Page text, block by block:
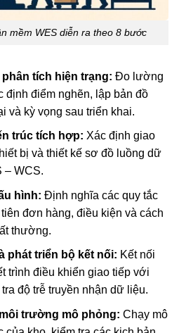
mềm WES diễn ra theo 8 bước
tích hiện trạng: Đo lường
định điểm nghẽn, lập bản đồ
và kỳ vọng sau triển khai.
trúc tích hợp: Xác định giao
bị và thiết kế sơ đồ luồng dữ
– WCS.
hình: Định nghĩa các quy tắc
đơn hàng, điều kiện và cách
thường.
phát triển bộ kết nối: Kết nối
trình điều khiển giao tiếp với
độ trễ truyền nhận dữ liệu.
trường mô phỏng: Chạy mô